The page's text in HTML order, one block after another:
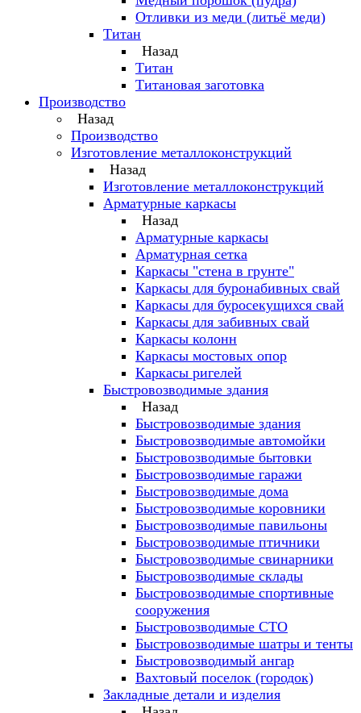
Отливки из меди (литьё меди)
Титан
Назад
Титан
Титановая заготовка
Производство
Назад
Производство
Изготовление металлоконструкций
Назад
Изготовление металлоконструкций
Арматурные каркасы
Назад
Арматурные каркасы
Арматурная сетка
Каркасы "стена в грунте"
Каркасы для буронабивных свай
Каркасы для буросекущихся свай
Каркасы для забивных свай
Каркасы колонн
Каркасы мостовых опор
Каркасы ригелей
Быстровозводимые здания
Назад
Быстровозводимые здания
Быстровозводимые автомойки
Быстровозводимые бытовки
Быстровозводимые гаражи
Быстровозводимые дома
Быстровозводимые коровники
Быстровозводимые павильоны
Быстровозводимые птичники
Быстровозводимые свинарники
Быстровозводимые склады
Быстровозводимые спортивные
сооружения
Быстровозводимые СТО
Быстровозводимые шатры и тенты
Быстровозводимый ангар
Вахтовый поселок (городок)
Закладные детали и изделия